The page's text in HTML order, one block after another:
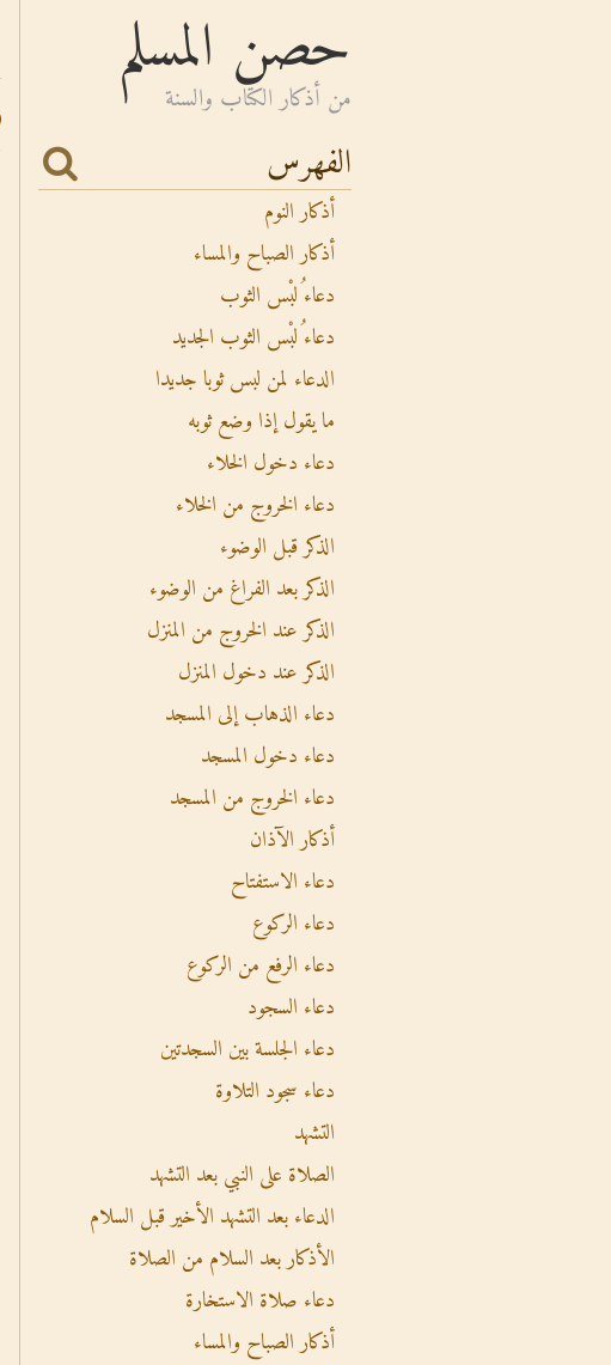
حصن المسلم
من أذكار الكتاب والسنة
الفهرس
أذكار النوم
أذكار الصباح والمساء
دعاء ُلبْس الثوب
دعاء ُلبْس الثوب الجديد
الدعاء لمن لبس ثوبا جديدا
ما يقول إذا وضع ثوبه
دعاء دخول الخلاء
دعاء الخروج من الخلاء
الذكر قبل الوضوء
الذكر بعد الفراغ من الوضوء
الذكر عند الخروج من المنزل
الذكر عند دخول المنزل
دعاء الذهاب إلى المسجد
دعاء دخول المسجد
دعاء الخروج من المسجد
أذكار الآذان
دعاء الاستفتاح
دعاء الركوع
دعاء الرفع من الركوع
دعاء السجود
دعاء الجلسة بين السجدتين
دعاء سجود التلاوة
التشهد
الصلاة على النبي بعد التشهد
الدعاء بعد التشهد الأخير قبل السلام
الأذكار بعد السلام من الصلاة
دعاء صلاة الاستخارة
أذكار الصباح والمساء